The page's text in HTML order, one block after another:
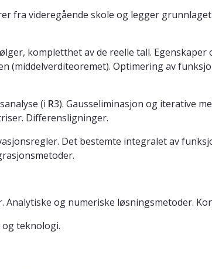
fra videregående skole og legger
kompletthet av de reelle tall.
Optimering av
(i R3). Gausseliminasjon og iterative
Differensligninger.
Det bestemte integralet av
og numeriske løsningsmetoder.
teknologi.